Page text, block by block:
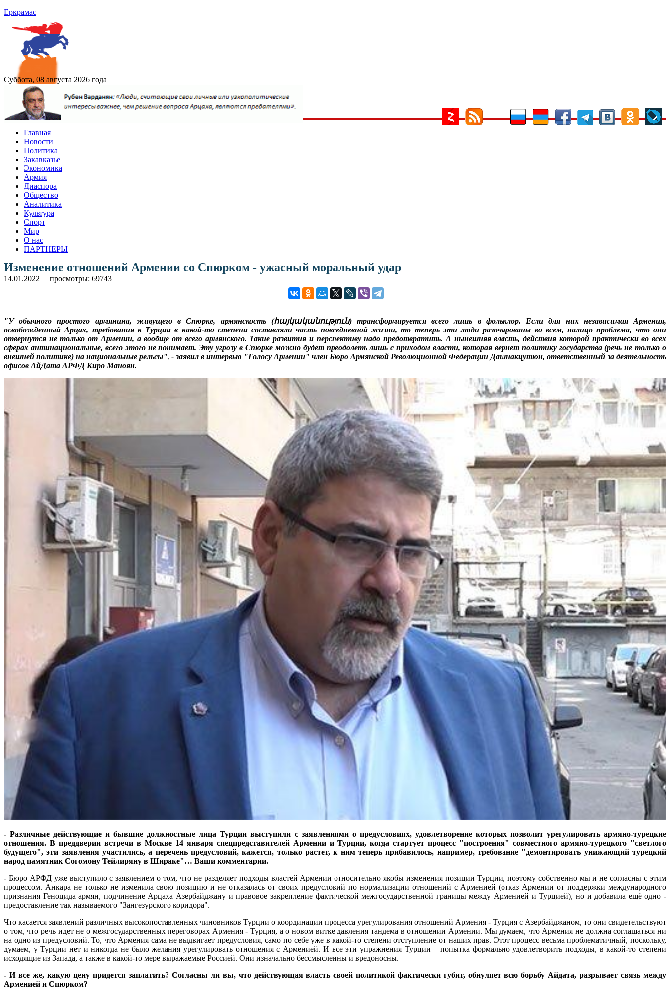
Еркрамас
Суббота, 08 августа 2026 года
Главная
Новости
Политика
Закавказье
Экономика
Армия
Диаспора
Общество
Аналитика
Культура
Спорт
Мир
О нас
ПАРТНЕРЫ
Изменение отношений Армении со Спюрком - ужасный моральный удар
14.01.2022 просмотры: 69743
"У обычного простого армянина, живущего в Спюрке, армянскость (հայկականություն) трансформируется всего лишь в фольклор. Если для них независимая Армения,
освобожденный Арцах, требования к Турции в какой-то степени составляли часть повседневной жизни, то теперь эти люди разочарованы во всем, налицо проблема, что они
отвернутся не только от Армении, а вообще от всего армянского. Такие развития и перспективу надо предотвратить. А нынешняя власть, действия которой практически во всех
сферах антинациональные, всего этого не понимает. Эту угрозу в Спюрке можно будет преодолеть лишь с приходом власти, которая вернет политику государства (речь не только о
внешней политике) на национальные рельсы", - заявил в интервью "Голосу Армении" член Бюро Армянской Революционной Федерации Дашнакцутюн, ответственный за деятельность
офисов АйДата АРФД Киро Маноян.
- Различные действующие и бывшие должностные лица Турции выступили с заявлениями о предусловиях, удовлетворение которых позволит урегулировать армяно-турецкие
отношения. В преддверии встречи в Москве 14 января спецпредставителей Армении и Турции, когда стартует процесс "построения" совместного армяно-турецкого "светлого
будущего", эти заявления участились, а перечень предусловий, кажется, только растет, к ним теперь прибавилось, например, требование "демонтировать унижающий турецкий
народ памятник Согомону Тейлиряну в Шираке"… Ваши комментарии.
- Бюро АРФД уже выступило с заявлением о том, что не разделяет подходы властей Армении относительно якобы изменения позиции Турции, поэтому собственно мы и не согласны с этим
процессом. Анкара не только не изменила свою позицию и не отказалась от своих предусловий по нормализации отношений с Арменией (отказ Армении от поддержки международного
признания Геноцида армян, подчинение Арцаха Азербайджану и правовое закрепление фактической межгосударственной границы между Арменией и Турцией), но и добавила ещё одно -
предоставление так называемого "Зангезурского коридора".
Что касается заявлений различных высокопоставленных чиновников Турции о координации процесса урегулирования отношений Армения - Турция с Азербайджаном, то они свидетельствуют
о том, что речь идет не о межгосударственных переговорах Армения - Турция, а о новом витке давления тандема в отношении Армении. Мы думаем, что Армения не должна соглашаться ни
на одно из предусловий. То, что Армения сама не выдвигает предусловия, само по себе уже в какой-то степени отступление от наших прав. Этот процесс весьма проблематичный, поскольку,
думаем, у Турции нет и никогда не было желания урегулировать отношения с Арменией. И все эти упражнения Турции – попытка формально удовлетворить подходы, в какой-то степени
исходящие из Запада, а также в какой-то мере выражаемые Россией. Они изначально бессмысленны и вредоносны.
- И все же, какую цену придется заплатить? Согласны ли вы, что действующая власть своей политикой фактически губит, обнуляет всю борьбу Айдата, разрывает связь между
Арменией и Спюрком?